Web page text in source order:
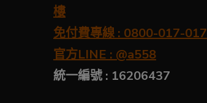
樓
免付費專線 : 0800-017-017
官方LINE : @a558
統一編號 : 16206437